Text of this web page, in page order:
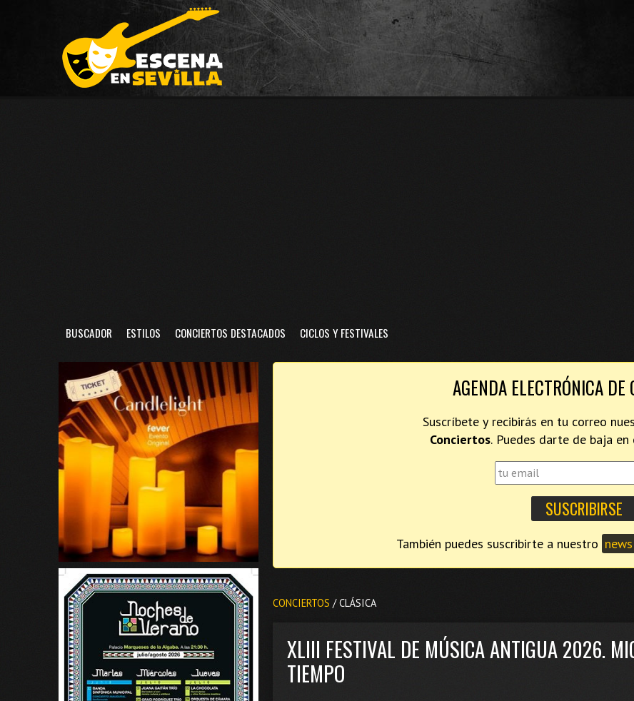
BUSCADOR ESTILOS CONCIERTOS DESTACADOS CICLOS Y FESTIVALES
AGENDA ELECTRÓNICA DE
Suscríbete y recibirás en tu correo
Conciertos. Puedes darte de baja
También puedes suscribirte a nuestro
CONCIERTOS / CLÁSICA
XLIII FESTIVAL DE MÚSICA ANTIGUA 2026.
TIEMPO